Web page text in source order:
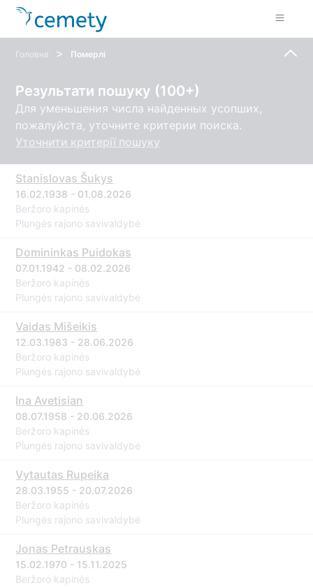
Головна > Померлі
Результати пошуку (100+)
Для уменьшения числа найденных усопших,
пожалуйста, уточните критерии поиска.
Уточнити критерії пошуку
Stanislovas Šukys
16.02.1938 - 01.08.2026
Beržoro kapinės
Plungės rajono savivaldybė
Domininkas Puidokas
07.01.1942 - 08.02.2026
Beržoro kapinės
Plungės rajono savivaldybė
Vaidas Mišeikis
12.03.1983 - 28.06.2026
Beržoro kapinės
Plungės rajono savivaldybė
Ina Avetisian
08.07.1958 - 20.06.2026
Beržoro kapinės
Plungės rajono savivaldybė
Vytautas Rupeika
28.03.1955 - 20.07.2026
Beržoro kapinės
Plungės rajono savivaldybė
Jonas Petrauskas
15.02.1970 - 15.11.2025
Beržoro kapinės